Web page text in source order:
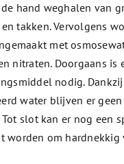
hand weghalen van
takken. Vervolgens
met
nitraten. Doorgaans is
nodig.
water blijven er
slot kan er nog een
worden om